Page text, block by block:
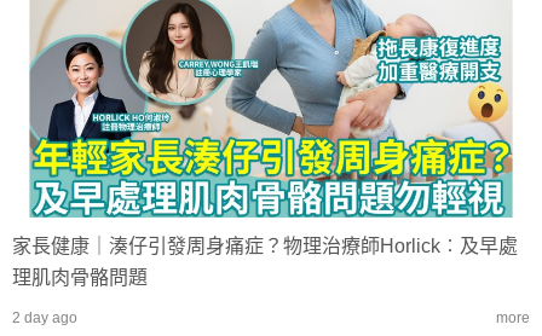
家長健康｜湊仔引發周身痛症？物理治療師Horlick︰及早處
理肌肉骨骼問題
2 day ago more